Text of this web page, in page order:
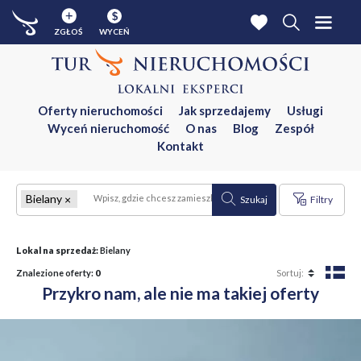
ZGŁOŚ
$
WYCEŃ
Oferty nieruchomości Jak sprzedajemy
Usługi
Wyceń nieruchomość
O nas Blog
Zespół
Kontakt
Bielany Szukaj Filtry
Lokal na sprzedaż:Bielany
Znalezione oferty: 0
Przykro nam, ale nie ma takiej oferty